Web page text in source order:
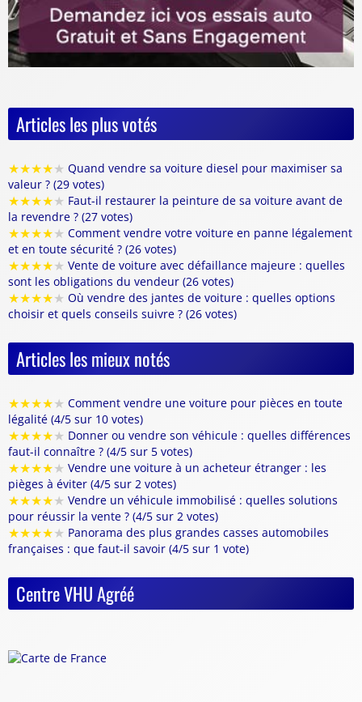
Articles les plus votés
★★★★★ Quand vendre sa voiture diesel pour maximiser sa
valeur ? (29 votes)
★★★★★ Faut-il restaurer la peinture de sa voiture avant de
la revendre ? (27 votes)
★★★★★ Comment vendre votre voiture en panne légalement
et en toute sécurité ? (26 votes)
★★★★★ Vente de voiture avec défaillance majeure : quelles
sont les obligations du vendeur (26 votes)
★★★★★ Où vendre des jantes de voiture : quelles options
choisir et quels conseils suivre ? (26 votes)
Articles les mieux notés
★★★★★ Comment vendre une voiture pour pièces en toute
légalité (4/5 sur 10 votes)
★★★★★ Donner ou vendre son véhicule : quelles différences
faut-il connaître ? (4/5 sur 5 votes)
★★★★★ Vendre une voiture à un acheteur étranger : les
pièges à éviter (4/5 sur 2 votes)
★★★★★ Vendre un véhicule immobilisé : quelles solutions
pour réussir la vente ? (4/5 sur 2 votes)
★★★★★ Panorama des plus grandes casses automobiles
françaises : que faut-il savoir (4/5 sur 1 vote)
Centre VHU Agréé